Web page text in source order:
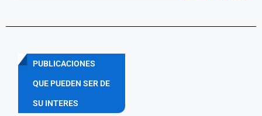
PUBLICACIONES
QUE PUEDEN SER DE
SU INTERES